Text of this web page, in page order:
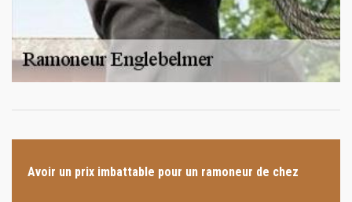
Avoir un prix imbattable pour un ramoneur de chez